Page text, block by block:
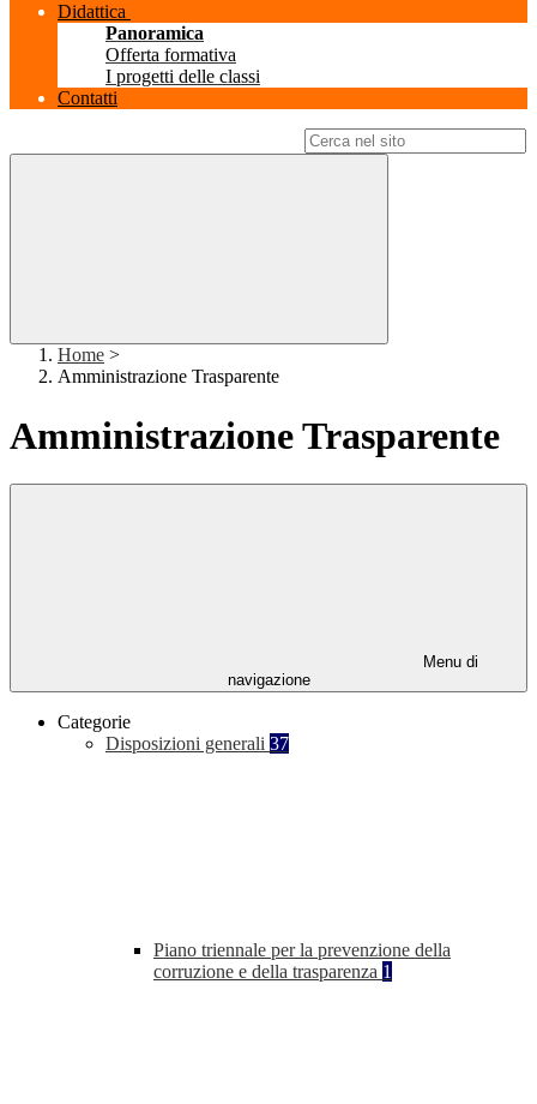
Didattica
Panoramica
Offerta formativa
I progetti delle classi
Contatti
Home >
Amministrazione Trasparente
Amministrazione Trasparente
Menu di
navigazione
Categorie
Disposizioni generali 37
Piano triennale per la prevenzione della
corruzione e della trasparenza 1